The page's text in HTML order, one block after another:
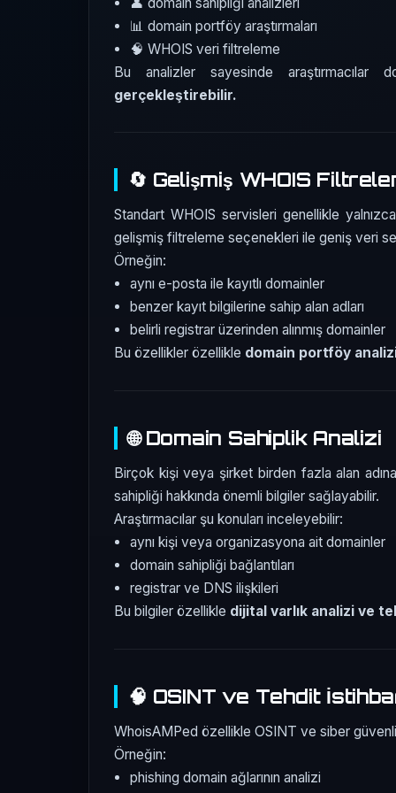
📊 domain portföy araştırmaları
🧠 WHOIS veri filtreleme
Bu analizler sayesinde
gerçekleştirebilir.
🔄 Gelişmiş WHOIS
Standart WHOIS servisleri genellikle
gelişmiş filtreleme seçenekleri ile geniş veri
Örneğin:
aynı e-posta ile kayıtlı domainler
benzer kayıt bilgilerine sahip alan adları
belirli registrar üzerinden alınmış domainler
Bu özellikler özellikle domain portföy
🌐 Domain Sahiplik Analizi
Birçok kişi veya şirket birden fazla alan
sahipliği hakkında önemli bilgiler sağlayabilir.
Araştırmacılar şu konuları inceleyebilir:
aynı kişi veya organizasyona ait domainler
domain sahipliği bağlantıları
registrar ve DNS ilişkileri
Bu bilgiler özellikle dijital varlık analizi ve
🧠 OSINT ve Tehdit
WhoisAMPed özellikle OSINT ve siber
Örneğin:
phishing domain ağlarının analizi